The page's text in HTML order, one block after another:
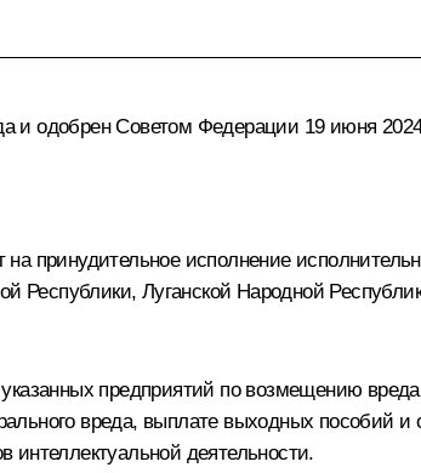
и одобрен Советом Федерации 19 июня
принудительное исполнение
Луганской Народной
предприятий по возмещению
вреда, выплате выходных пособий
интеллектуальной деятельности.